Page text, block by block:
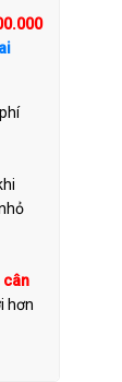
cân
hơn